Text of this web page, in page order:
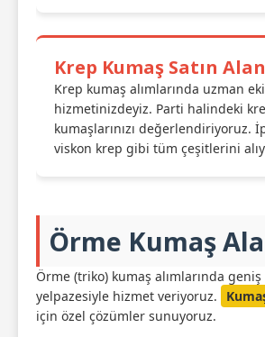
Krep Kumaş Satın Alan
Krep kumaş alımlarında uzman
hizmetinizdeyiz. Parti halindeki
kumaşlarınızı değerlendiriyoruz.
viskon krep gibi tüm çeşitlerini
Örme Kumaş
Örme (triko) kumaş alımlarında
yelpazesiyle hizmet veriyoruz.
için özel çözümler sunuyoruz.